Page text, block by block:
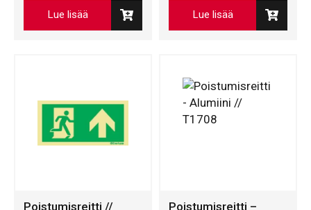
Lue lisää Lue lisää
Poistumisreitti // Poistumisreitti –